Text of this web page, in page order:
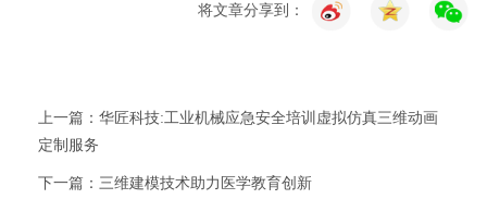
将文章分享到：
上一篇：华匠科技:工业机械应急安全培训虚拟仿真三维动画
定制服务
下一篇：三维建模技术助力医学教育创新